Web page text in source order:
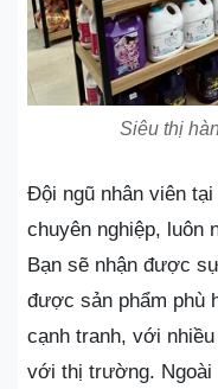
Siêu thị
Đội ngũ nhân viên
chuyên nghiệp, luôn
Bạn sẽ nhận được
được sản phẩm phù
cạnh tranh, với
với thị trường.